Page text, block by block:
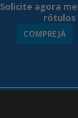
Solicite agora
rótulos
COMPRE JÁ